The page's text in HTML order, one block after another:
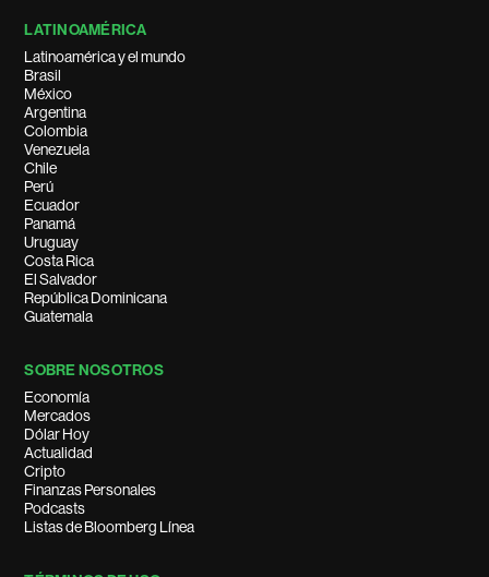
LATINOAMÉRICA
Latinoamérica y el mundo
Brasil
México
Argentina
Colombia
Venezuela
Chile
Perú
Ecuador
Panamá
Uruguay
Costa Rica
El Salvador
República Dominicana
Guatemala
SOBRE NOSOTROS
Economía
Mercados
Dólar Hoy
Actualidad
Cripto
Finanzas Personales
Podcasts
Listas de Bloomberg Línea